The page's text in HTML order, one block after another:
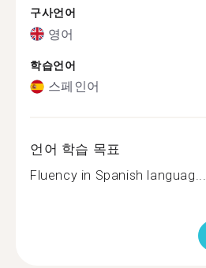
구사언어
영어
학습언어
스페인어
언어 학습 목표
Fluency in Spanish languag...